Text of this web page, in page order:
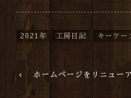
2021年 工房日記 キーケー
ホームページをリニュー